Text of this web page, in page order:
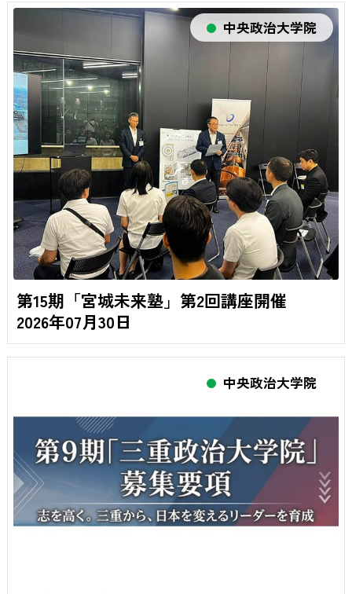
中央政治大学院
第15期「宮城未来塾」第2回講座開催
2026年07月30日
中央政治大学院